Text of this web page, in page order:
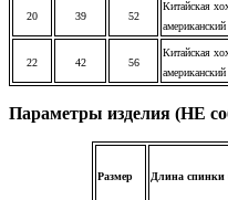
20 39 52
Китайская
22 42 56
Китайская
Параметры изделия (НЕ
Размер Длина спинки